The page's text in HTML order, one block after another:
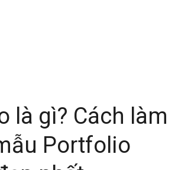
là gì? Cách làm
Portfolio